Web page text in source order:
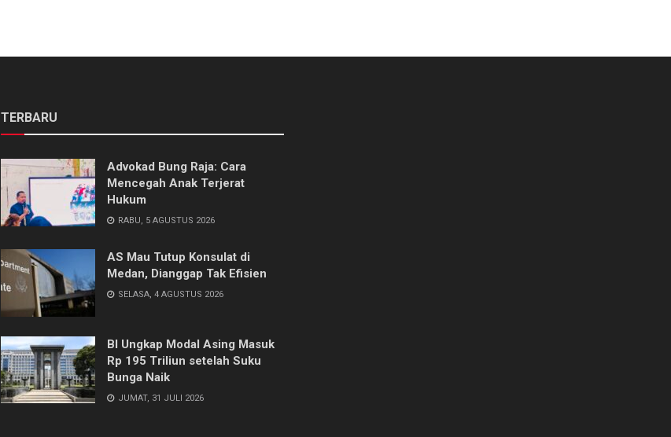
TERBARU
Advokad Bung Raja: Cara
Mencegah Anak Terjerat
Hukum
RABU, 5 AGUSTUS 2026
AS Mau Tutup Konsulat di
Medan, Dianggap Tak Efisien
SELASA, 4 AGUSTUS 2026
BI Ungkap Modal Asing Masuk
Rp 195 Triliun setelah Suku
Bunga Naik
JUMAT, 31 JULI 2026